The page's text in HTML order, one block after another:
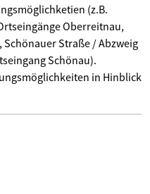
(z.B.
Oberreitnau,
Straße / Abzweig
Schönau).
in Hinblick